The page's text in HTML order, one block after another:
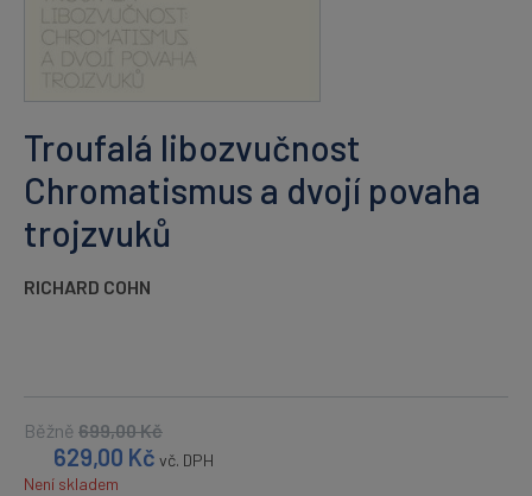
Troufalá libozvučnost
Chromatismus a dvojí povaha
trojzvuků
RICHARD COHN
Běžně 699,00Kč
629,00 Kč vč. DPH
Není skladem